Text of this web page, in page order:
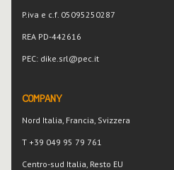
P.iva e c.f. 05095250287
REA PD-442616
PEC: dike.srl@pec.it
COMPANY
Nord Italia, Francia, Svizzera
T +39 049 95 79 761
Centro-sud Italia, Resto EU